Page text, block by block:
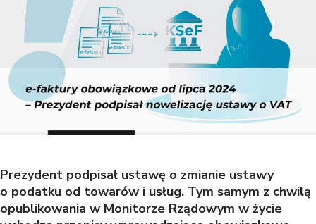
Prezydent podpisał ustawę o zmianie ustawy
o podatku od towarów i usług. Tym samym z chwilą
opublikowania w Monitorze Rządowym w życie